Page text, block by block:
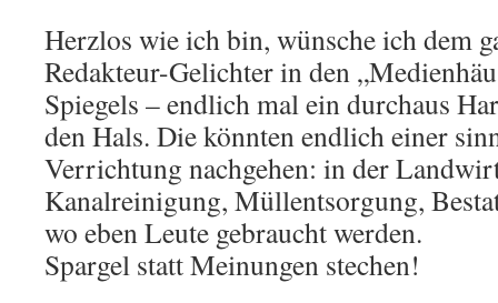
Herzlos wie ich bin, wünsche ich dem
Redakteur-Gelichter in den
Spiegels – endlich mal ein durchaus
den Hals. Die könnten endlich einer
Verrichtung nachgehen: in der
Kanalreinigung, Müllentsorgung,
wo eben Leute gebraucht werden.
Spargel statt Meinungen stechen!